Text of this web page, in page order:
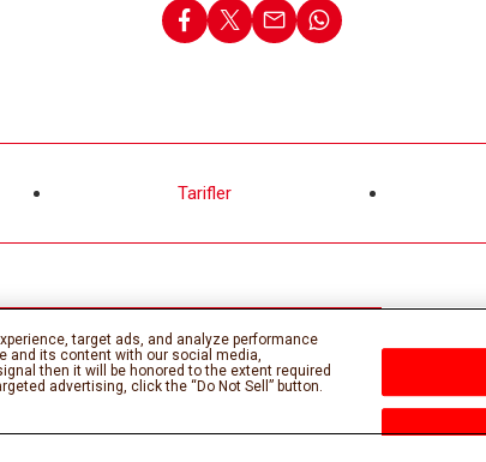
Tarifler
target ads, and analyze performance
and its content with our social media,
then it will be honored to the extent required
advertising, click the “Do Not Sell” button.